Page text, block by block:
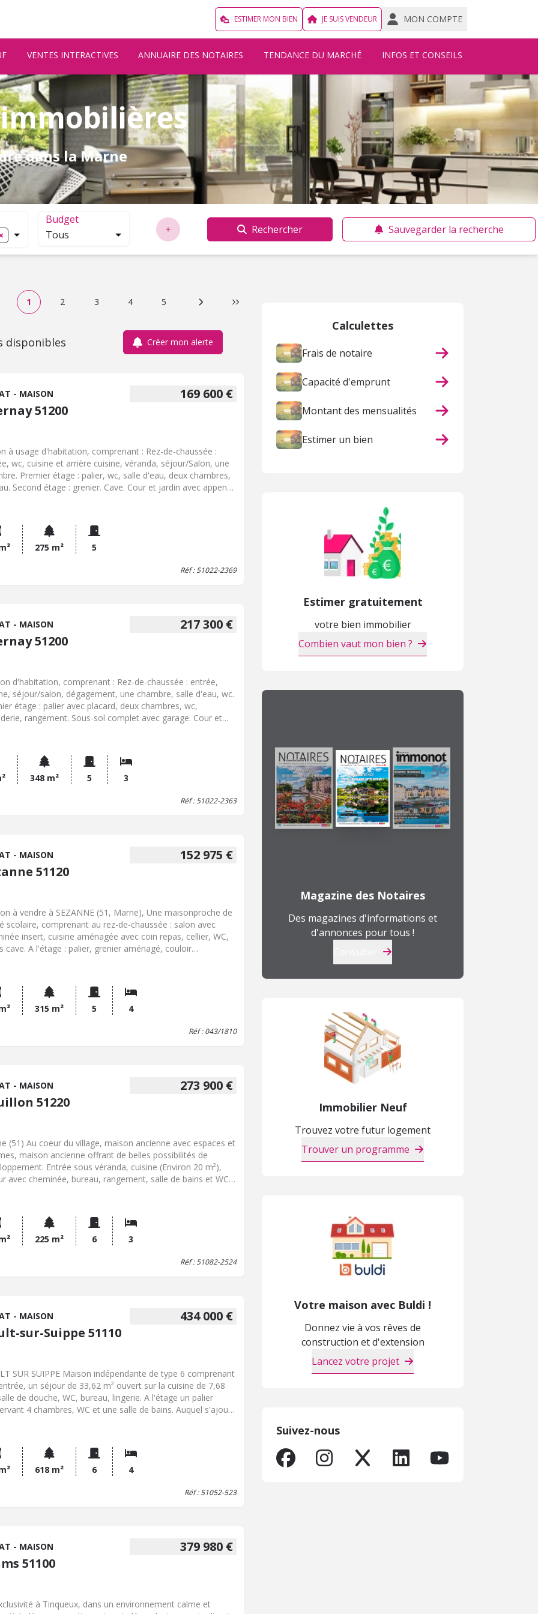
ESTIMER MON BIEN JE SUIS VENDEUR MON COMPTE
VENTES INTERACTIVES ANNUAIRE DES NOTAIRES TENDANCE DU MARCHÉ INFOS ET CONSEILS
dans la Marne
localisation. Cliquez pour ouvrir la modale de recherche.
Budget
Tous
Rechercher Sauvegarder la recherche
1 2 3 4 5 Page suivanteDernière page
disponibles Créer mon alerte
169 600 €
- MAISON
51200
à usage d'habitation, comprenant : Rez-de-chaussée :
wc, cuisine et arrière cuisine, véranda, séjour/Salon, une
Premier étage : palier, wc, salle d'eau, deux chambres,
Second étage : grenier. Cave. Cour et jardin avec appentis
275 m² 5
Réf : 51022-2369
217 300 €
- MAISON
51200
d'habitation, comprenant : Rez-de-chaussée : entrée,
séjour/salon, dégagement, une chambre, salle d'eau, wc.
étage : palier avec placard, deux chambres, wc,
rangement. Sous-sol complet avec garage. Cour et
348 m² 5 3
Réf : 51022-2363
152 975 €
- MAISON
51120
à vendre à SEZANNE (51, Marne), Une maisonproche de
scolaire, comprenant au rez-de-chaussée : salon avec
insert, cuisine aménagée avec coin repas, cellier, WC,
cave. A l'étage : palier, grenier aménagé, couloir
énergie : D - Classe climat : B - Montant estimé des
annuelles d'énergie pour un usage standard : 2300 à
€ (base 2021) - Prix Hon. Négo Inclus : 152 975 € dont
315 m² 5 4
Réf : 043/1810
273 900 €
- MAISON
51220
(51) Au coeur du village, maison ancienne avec espaces et
maison ancienne offrant de belles possibilités de
Entrée sous véranda, cuisine (Environ 20 m²),
avec cheminée, bureau, rangement, salle de bains et WC
20.50 m², 20.90 m²), WC, salle de bains. Espace grenier
d'environ 45 m². Dépendance et cellier d'environ 65
Cave voutée. Cour semi couverte. Ensemble clos
en bon état, décoration et réactualisation à prévoir.
225 m² 6 3
Réf : 51082-2524
434 000 €
- MAISON
sur-Suippe 51110
SUR SUIPPE Maison indépendante de type 6 comprenant
un séjour de 33,62 m² ouvert sur la cuisine de 7,68
de douche, WC, bureau, lingerie. A l'étage un palier
4 chambres, WC et une salle de bains. Auquel s'ajoute
618 m² 6 4
Réf : 51052-523
379 980 €
- MAISON
51100
à Tinqueux, dans un environnement calme et
Calculettes
Frais de notaire
Capacité d'emprunt
Montant des mensualités
Estimer un bien
Estimer gratuitement
votre bien immobilier
Combien vaut mon bien ?
Magazine des Notaires
Des magazines d'informations et
d'annonces pour tous !
Immobilier Neuf
Trouvez votre futur logement
Trouver un programme
Votre maison avec Buldi !
Donnez vie à vos rêves de
construction et d'extension
Lancez votre projet
Suivez-nous